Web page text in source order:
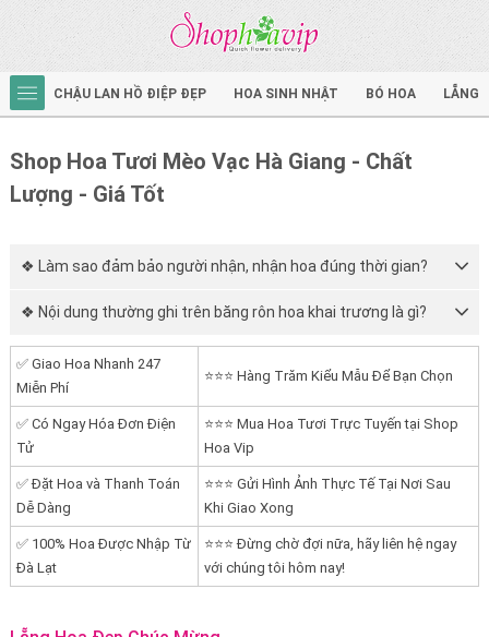
CHẬU LAN HỒ ĐIỆP ĐẸP HOA SINH NHẬT BÓ HOA LẴNG
Shop Hoa Tươi Mèo Vạc Hà Giang - Chất
Lượng - Giá Tốt
❖ Làm sao đảm bảo người nhận, nhận hoa đúng thời gian?
❖ Nội dung thường ghi trên băng rôn hoa khai trương là gì?
✅ Giao Hoa Nhanh 247
Miễn Phí
⭐⭐⭐ Hàng Trăm Kiểu Mẫu Để Bạn Chọn
✅ Có Ngay Hóa Đơn Điện
Tử
⭐⭐⭐ Mua Hoa Tươi Trực Tuyến tại Shop
Hoa Vip
✅ Đặt Hoa và Thanh Toán
Dễ Dàng
⭐⭐⭐ Gửi Hình Ảnh Thực Tế Tại Nơi Sau
Khi Giao Xong
✅ 100% Hoa Được Nhập Từ
Đà Lạt
⭐⭐⭐ Đừng chờ đợi nữa, hãy liên hệ ngay
với chúng tôi hôm nay!